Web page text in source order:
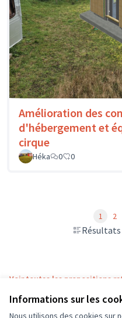
Informations sur les
Nous utilisons des cookies sur
Amélioration des
d'hébergement et
cirque
Héka 0 0
Résultats
1 2
Voir toutes les propositions